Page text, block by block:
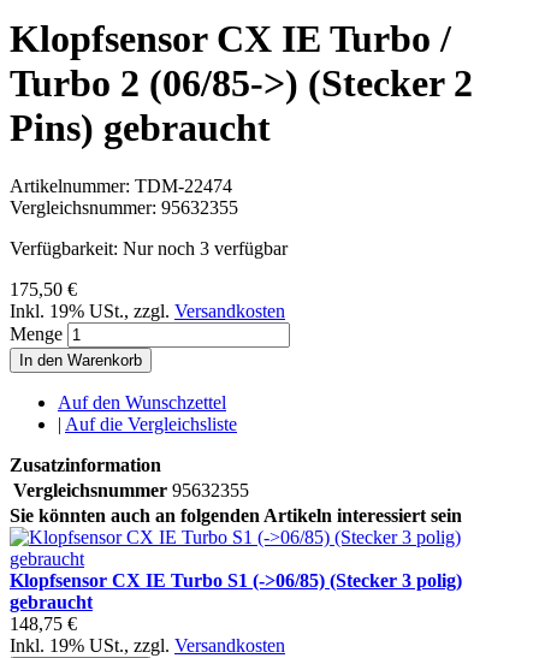
Klopfsensor CX IE Turbo /
Turbo 2 (06/85->) (Stecker 2
Pins) gebraucht
Artikelnummer: TDM-22474
Vergleichsnummer: 95632355
Verfügbarkeit: Nur noch 3 verfügbar
175,50 €
Inkl. 19% USt., zzgl. Versandkosten
Menge
In den Warenkorb
Auf den Wunschzettel
| Auf die Vergleichsliste
Zusatzinformation
Vergleichsnummer 95632355
Sie könnten auch an folgenden Artikeln interessiert sein
Klopfsensor CX IE Turbo S1 (->06/85) (Stecker 3 polig)
gebraucht
148,75 €
Inkl. 19% USt., zzgl. Versandkosten